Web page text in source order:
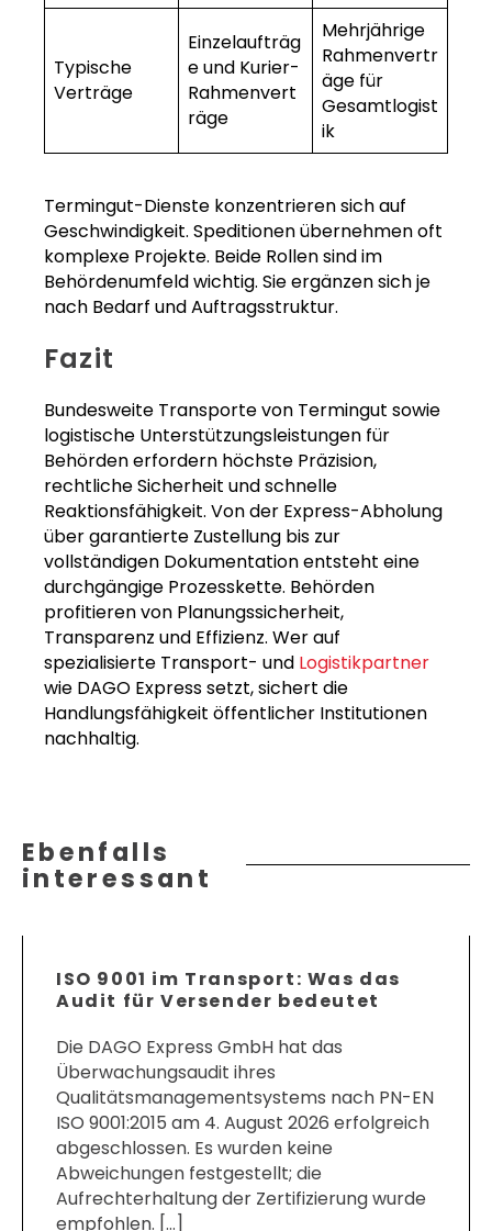
Typische
Verträge
Einzelaufträg
e und Kurier-
Rahmenvert
räge
Mehrjährige
Rahmenvertr
äge für
Gesamtlogist
ik
Termingut-Dienste konzentrieren sich auf
Geschwindigkeit. Speditionen übernehmen oft
komplexe Projekte. Beide Rollen sind im
Behördenumfeld wichtig. Sie ergänzen sich je
nach Bedarf und Auftragsstruktur.
Fazit
Bundesweite Transporte von Termingut sowie
logistische Unterstützungsleistungen für
Behörden erfordern höchste Präzision,
rechtliche Sicherheit und schnelle
Reaktionsfähigkeit. Von der Express-Abholung
über garantierte Zustellung bis zur
vollständigen Dokumentation entsteht eine
durchgängige Prozesskette. Behörden
profitieren von Planungssicherheit,
Transparenz und Effizienz. Wer auf
spezialisierte Transport- und Logistikpartner
wie DAGO Express setzt, sichert die
Handlungsfähigkeit öffentlicher Institutionen
nachhaltig.
Ebenfalls
interessant
ISO 9001 im Transport: Was das
Audit für Versender bedeutet
Die DAGO Express GmbH hat das
Überwachungsaudit ihres
Qualitätsmanagementsystems nach PN-EN
ISO 9001:2015 am 4. August 2026 erfolgreich
abgeschlossen. Es wurden keine
Abweichungen festgestellt; die
Aufrechterhaltung der Zertifizierung wurde
empfohlen. […]